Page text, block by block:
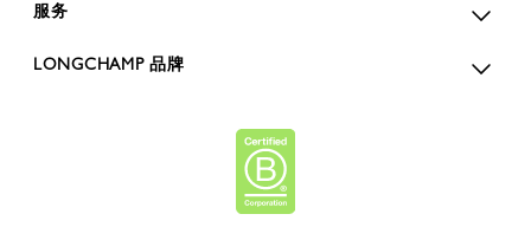
服务
LONGCHAMP 品牌